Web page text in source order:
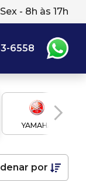
- 8h às 17h
6558
YAMAHA
por